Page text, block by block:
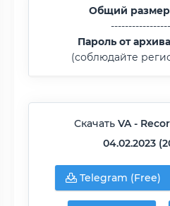
Общий
Пароль от
(соблюдайте
Скачать VA -
04.02.2023
Telegram (Free)